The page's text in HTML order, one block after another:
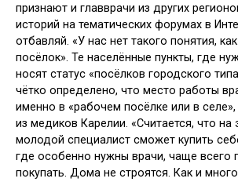
признают и главврачи из других
историй на тематических форумах в
отбавляй. «У нас нет такого понятия,
посёлок». Те населённые пункты, где
носят статус «посёлков городского
чётко определено, что место работы
именно в «рабочем посёлке или в
из медиков Карелии. «Считается, что на
молодой специалист сможет купить
где особенно нужны врачи, чаще всего
покупать. Дома не строятся. Как и